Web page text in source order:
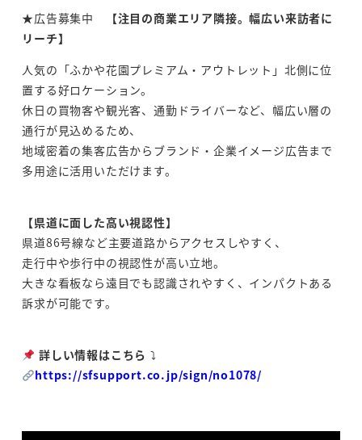
★広告募集中
【注目の商業エリア隣接。幅広い来訪者に
リーチ】
人気の「ふかや花園プレミアム・アウトレット」北側に位
置する好ロケーション。
休日の買物客や観光客、通勤ドライバーなど、幅広い層の
通行が見込めるため、
地域密着の集客広告からブランド・企業イメージ広告まで
多用途に活用いただけます。
【県道に面した高い視認性】
県道86号線など主要道路からアクセスしやすく、
走行中や歩行中の視認性が高い立地。
大きな看板なら遠目でも認識されやすく、インパクトある
訴求が可能です。
詳しい情報はこちら ⤵
https://sfsupport.co.jp/sign/no1078/